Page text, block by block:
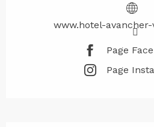
www.hotel-
Page
Page